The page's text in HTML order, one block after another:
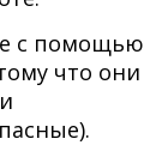
с помощью
что они